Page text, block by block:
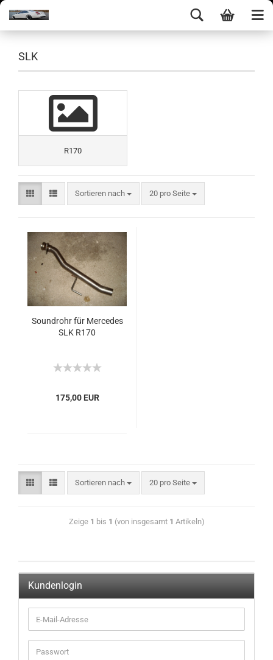
SLK
R170
Sortieren nach 20 pro Seite
Soundrohr für Mercedes
SLK R170
175,00 EUR
Sortieren nach 20 pro Seite
Zeige 1 bis 1 (von insgesamt 1 Artikeln)
Kundenlogin